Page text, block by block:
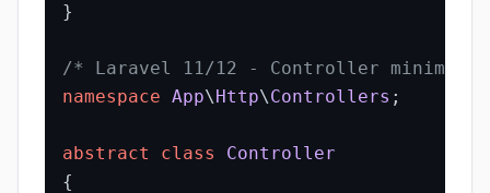
}
/* Laravel 11/12 - Controller
namespace App\Http\Controllers ;
abstract class
Controller
{